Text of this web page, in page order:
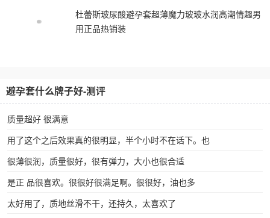
杜蕾斯玻尿酸避孕套超薄魔力玻玻水润高潮情趣男
用正品热销装
避孕套什么牌子好-测评
质量超好 很满意
用了这个之后效果真的很明显，半个小时不在话下。也
很薄很润，质量很好，很有弹力，大小也很合适
是正 品很喜欢。很很好很满足啊。很很好，油也多
太好用了，质地丝滑不干，还持久，太喜欢了